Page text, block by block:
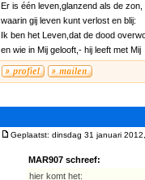
Er is één leven,glanzend als de zon,
waarin gij leven kunt verlost en blij:
Ik ben het Leven,dat de dood
en wie in Mij gelooft,- hij leeft met Mij
Geplaatst: dinsdag 31 januari
MAR907 schreef:
hier komt het: